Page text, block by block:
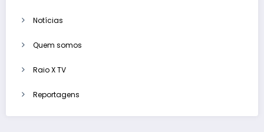
Notícias
Quem somos
Raio X TV
Reportagens